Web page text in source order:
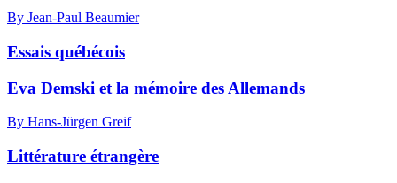
By Jean-Paul Beaumier
Essais québécois
Eva Demski et la mémoire des Allemands
By Hans-Jürgen Greif
Littérature étrangère